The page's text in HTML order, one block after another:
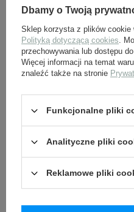
Patki kołnierzowe
Luftwaffe -
Sanitätstruppe,
Hauptgefreiter
75,32 zł
Dbamy o Twoją
Sklep korzysta z plików cookie
Polityką dotyczącą cookies.
przechowywania lub dostępu
Więcej informacji na temat
znaleźć także na stronie
Funkcjonalne pliki
Analityczne pliki
Reklamowe pliki